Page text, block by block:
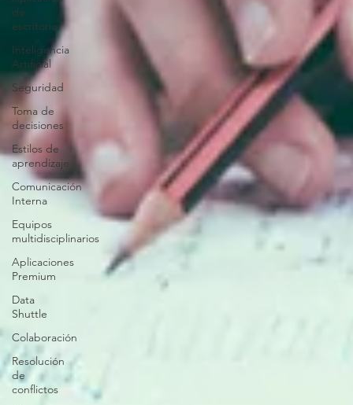
de
escritorio
Inteligencia
Artificial
Seguridad
Toma de
decisiones
Estilos de
aprendizaje
Comunicación
Interna
Equipos
multidisciplinarios
Aplicaciones
Premium
Data
Shuttle
Colaboración
Resolución
de
conflictos